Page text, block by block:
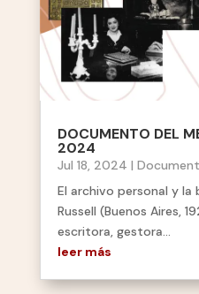
DOCUMENTO DEL
2024
Jul 18, 2024 |
El archivo personal y la
Russell (Buenos Aires,
escritora, gestora...
leer más